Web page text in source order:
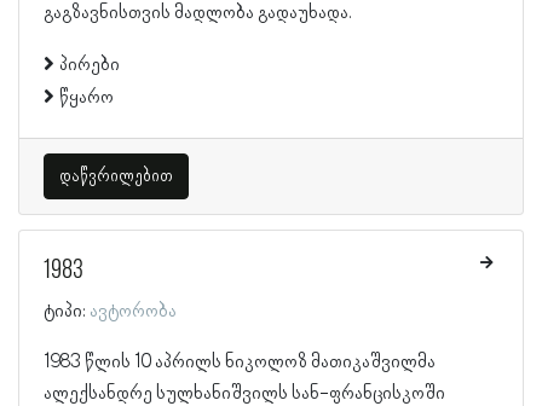
გაგზავნისთვის მადლობა გადაუხადა.
პირები
წყარო
დაწვრილებით
1983
ტიპი: ავტორობა
1983 წლის 10 აპრილს ნიკოლოზ მათიკაშვილმა
ალექსანდრე სულხანიშვილს სან-ფრანცისკოში